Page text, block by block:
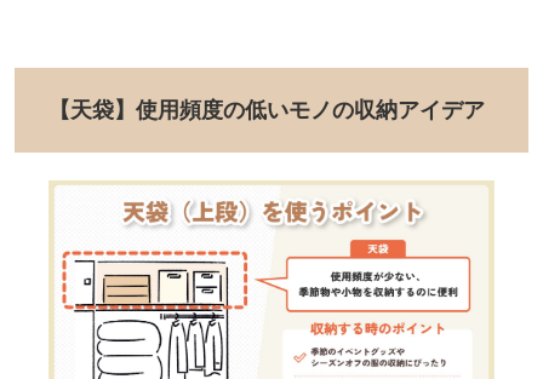
【天袋】使用頻度の低いモノの収納アイデア